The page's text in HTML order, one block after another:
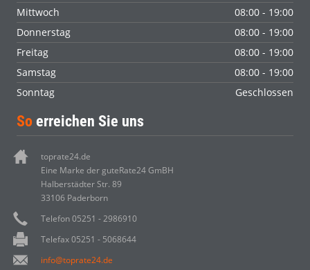
Mittwoch
08:00 - 19:00
Donnerstag
08:00 - 19:00
Freitag
08:00 - 19:00
Samstag
08:00 - 19:00
Sonntag
Geschlossen
So erreichen Sie uns
toprate24.de
Eine Marke der guteRate24 GmBH
Halberstädter Str. 89
33106 Paderborn
Telefon 05251 - 2986910
Telefax 05251 - 5068644
info@toprate24.de